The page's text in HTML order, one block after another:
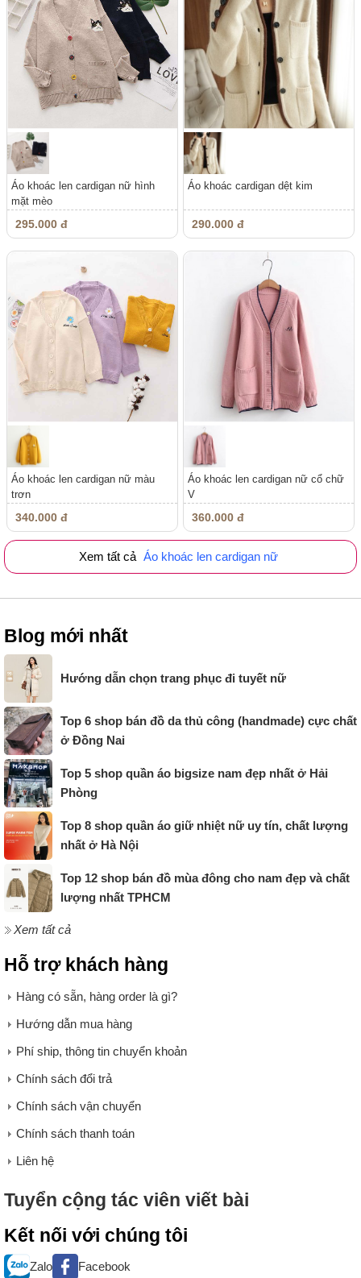
Áo khoác len cardigan nữ hình
mặt mèo
295.000 đ
Áo khoác cardigan dệt kim
290.000 đ
Áo khoác len cardigan nữ màu
trơn
340.000 đ
Áo khoác len cardigan nữ cổ chữ
V
360.000 đ
Xem tất cả Áo khoác len cardigan nữ
Blog mới nhất
Hướng dẫn chọn trang phục đi tuyết nữ
Top 6 shop bán đồ da thủ công (handmade) cực chất
ở Đồng Nai
Top 5 shop quần áo bigsize nam đẹp nhất ở Hải
Phòng
Top 8 shop quần áo giữ nhiệt nữ uy tín, chất lượng
nhất ở Hà Nội
Top 12 shop bán đồ mùa đông cho nam đẹp và chất
lượng nhất TPHCM
Xem tất cả
Hỗ trợ khách hàng
Hàng có sẵn, hàng order là gì?
Hướng dẫn mua hàng
Phí ship, thông tin chuyển khoản
Chính sách đổi trả
Chính sách vận chuyển
Chính sách thanh toán
Liên hệ
Tuyển cộng tác viên viết bài
Kết nối với chúng tôi
Zalo Facebook